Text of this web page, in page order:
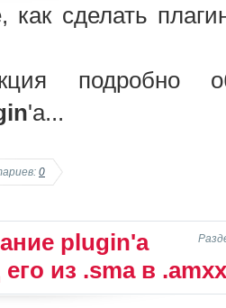
как сделать
подробно
'a...
0
plugin'а
из .sma в .amxx